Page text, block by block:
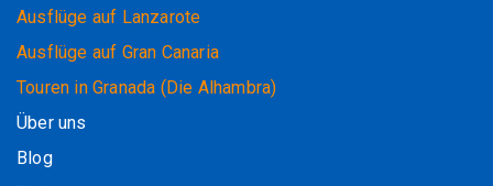
Ausflüge auf Lanzarote
Ausflüge auf Gran Canaria
Touren in Granada (Die Alhambra)
Über uns
Blog